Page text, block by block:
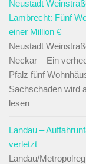
Neustadt
Lambrecht: Fünf
einer Million €
Neustadt
Neckar – Ein
Pfalz fünf
Sachschaden wird
lesen
Landau –
verletzt
Landau/